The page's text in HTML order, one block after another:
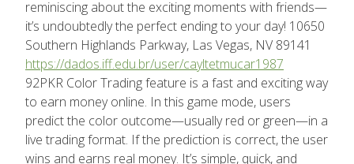
reminiscing about the exciting moments with friends—
it’s undoubtedly the perfect ending to your day! 10650
Southern Highlands Parkway, Las Vegas, NV 89141
https://dados.iff.edu.br/user/cayltetmucar1987
92PKR Color Trading feature is a fast and exciting way
to earn money online. In this game mode, users
predict the color outcome—usually red or green—in a
live trading format. If the prediction is correct, the user
wins and earns real money. It’s simple, quick, and